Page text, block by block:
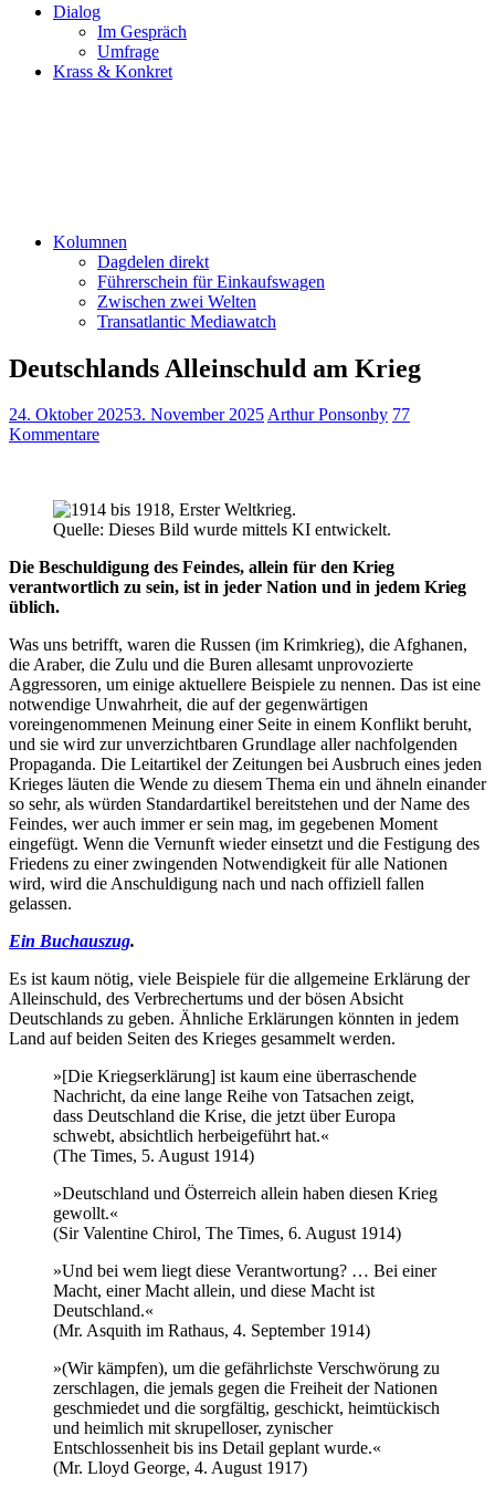
Dialog
Im Gespräch
Umfrage
Krass & Konkret
Kolumnen
Dagdelen direkt
Führerschein für Einkaufswagen
Zwischen zwei Welten
Transatlantic Mediawatch
Deutschlands Alleinschuld am Krieg
24. Oktober 20253. November 2025Arthur Ponsonby 77
Kommentare
Quelle: Dieses Bild wurde mittels KI entwickelt.
Die Beschuldigung des Feindes, allein für den Krieg
verantwortlich zu sein, ist in jeder Nation und in jedem Krieg
üblich.
Was uns betrifft, waren die Russen (im Krimkrieg), die Afghanen,
die Araber, die Zulu und die Buren allesamt unprovozierte
Aggressoren, um einige aktuellere Beispiele zu nennen. Das ist eine
notwendige Unwahrheit, die auf der gegenwärtigen
voreingenommenen Meinung einer Seite in einem Konflikt beruht,
und sie wird zur unverzichtbaren Grundlage aller nachfolgenden
Propaganda. Die Leitartikel der Zeitungen bei Ausbruch eines jeden
Krieges läuten die Wende zu diesem Thema ein und ähneln einander
so sehr, als würden Standardartikel bereitstehen und der Name des
Feindes, wer auch immer er sein mag, im gegebenen Moment
eingefügt. Wenn die Vernunft wieder einsetzt und die Festigung des
Friedens zu einer zwingenden Notwendigkeit für alle Nationen
wird, wird die Anschuldigung nach und nach offiziell fallen
gelassen.
Ein Buchauszug.
Es ist kaum nötig, viele Beispiele für die allgemeine Erklärung der
Alleinschuld, des Verbrechertums und der bösen Absicht
Deutschlands zu geben. Ähnliche Erklärungen könnten in jedem
Land auf beiden Seiten des Krieges gesammelt werden.
»[Die Kriegserklärung] ist kaum eine überraschende
Nachricht, da eine lange Reihe von Tatsachen zeigt,
dass Deutschland die Krise, die jetzt über Europa
schwebt, absichtlich herbeigeführt hat.«
(The Times, 5. August 1914)
»Deutschland und Österreich allein haben diesen Krieg
gewollt.«
(Sir Valentine Chirol, The Times, 6. August 1914)
»Und bei wem liegt diese Verantwortung? … Bei einer
Macht, einer Macht allein, und diese Macht ist
Deutschland.«
(Mr. Asquith im Rathaus, 4. September 1914)
»(Wir kämpfen), um die gefährlichste Verschwörung zu
zerschlagen, die jemals gegen die Freiheit der Nationen
geschmiedet und die sorgfältig, geschickt, heimtückisch
und heimlich mit skrupelloser, zynischer
Entschlossenheit bis ins Detail geplant wurde.«
(Mr. Lloyd George, 4. August 1917)